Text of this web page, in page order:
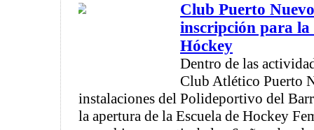
Club Puerto
inscripción para
Hóckey
Dentro de las
Club Atlético Puerto
instalaciones del Polideportivo del
la apertura de la Escuela de Hockey